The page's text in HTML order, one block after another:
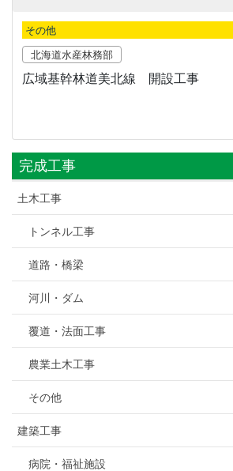
その他
北海道水産林務部
広域基幹林道美北線 開設工事
完成工事
土木工事
トンネル工事
道路・橋梁
河川・ダム
覆道・法面工事
農業土木工事
その他
建築工事
病院・福祉施設